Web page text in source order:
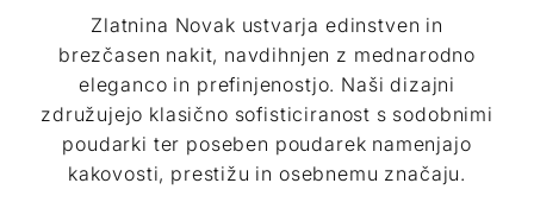
Zlatnina Novak ustvarja edinstven in
brezčasen nakit, navdihnjen z mednarodno
eleganco in prefinjenostjo. Naši dizajni
združujejo klasično sofisticiranost s sodobnimi
poudarki ter poseben poudarek namenjajo
kakovosti, prestižu in osebnemu značaju.